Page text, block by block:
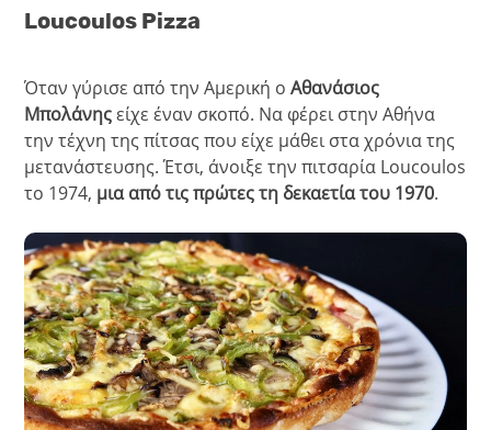
Loucoulos Pizza
Όταν γύρισε από την Αμερική οΑθανάσιος
Μπολάνηςείχε έναν σκοπό. Να φέρει στην Αθήνα
την τέχνη της πίτσας που είχε μάθει στα χρόνια της
μετανάστευσης. Έτσι, άνοιξε την πιτσαρία Loucoulos
το 1974, μια από τις πρώτες τη δεκαετία του 1970.